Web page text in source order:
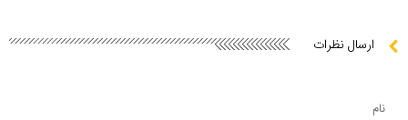
ارسال نظرات
نام